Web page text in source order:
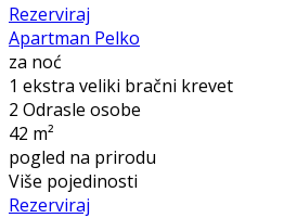
Rezerviraj
Apartman Pelko
za noć
1 ekstra veliki bračni krevet
2 Odrasle osobe
42 m²
pogled na prirodu
Više pojedinosti
Rezerviraj